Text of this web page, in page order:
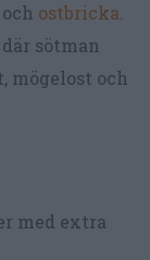
och ostbricka.
sötman
mögelost och
med extra